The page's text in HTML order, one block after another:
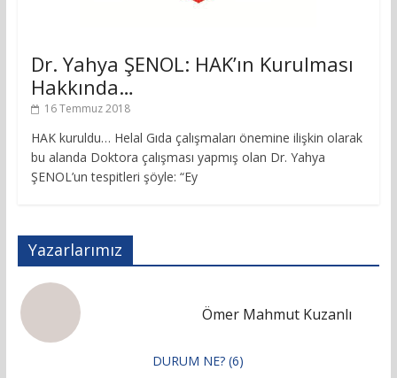
Dr. Yahya ŞENOL: HAK’ın Kurulması
Hakkında…
16 Temmuz 2018
HAK kuruldu… Helal Gıda çalışmaları önemine ilişkin olarak
bu alanda Doktora çalışması yapmış olan Dr. Yahya
ŞENOL’un tespitleri şöyle: “Ey
Yazarlarımız
Ömer Mahmut Kuzanlı
DURUM NE? (6)